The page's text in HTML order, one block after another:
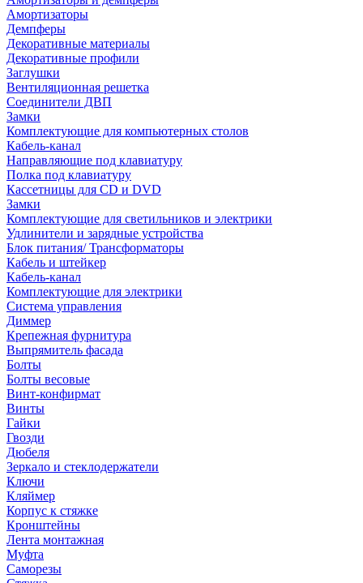
Амортизаторы
Демпферы
Декоративные материалы
Декоративные профили
Заглушки
Вентиляционная решетка
Соединители ДВП
Замки
Комплектующие для компьютерных столов
Кабель-канал
Направляющие под клавиатуру
Полка под клавиатуру
Кассетницы для CD и DVD
Замки
Комплектующие для светильников и электрики
Удлинители и зарядные устройства
Блок питания/ Трансформаторы
Кабель и штейкер
Кабель-канал
Комплектующие для электрики
Система управления
Диммер
Крепежная фурнитура
Выпрямитель фасада
Болты
Болты весовые
Винт-конфирмат
Винты
Гайки
Гвозди
Дюбеля
Зеркало и стеклодержатели
Ключи
Кляймер
Корпус к стяжке
Кронштейны
Лента монтажная
Муфта
Саморезы